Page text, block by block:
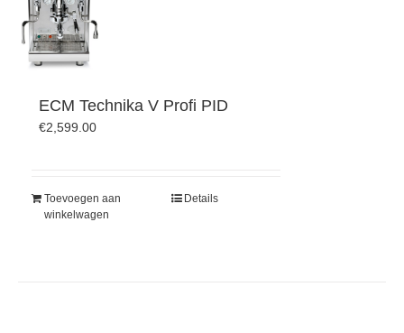
ECM Technika V Profi PID
€2,599.00
Toevoegen aan
winkelwagen
Details